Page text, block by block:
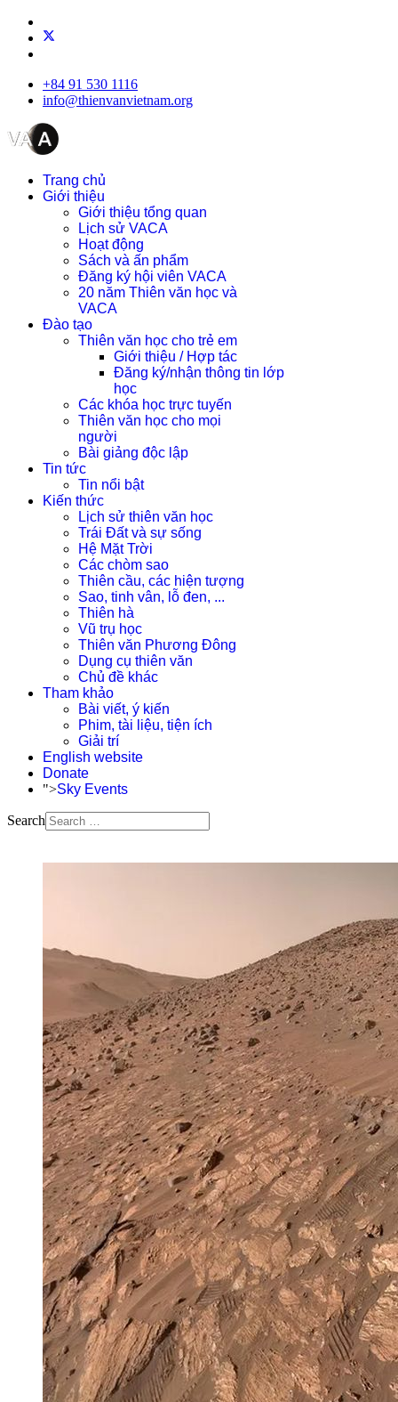
+84 91 530 1116
info@thienvanvietnam.org
Trang chủ
Giới thiệu
Giới thiệu tổng quan
Lịch sử VACA
Hoạt động
Sách và ấn phẩm
Đăng ký hội viên VACA
20 năm Thiên văn học và
VACA
Đào tạo
Thiên văn học cho trẻ em
Giới thiệu / Hợp tác
Đăng ký/nhận thông tin lớp
học
Các khóa học trực tuyến
Thiên văn học cho mọi
người
Bài giảng độc lập
Tin tức
Tin nổi bật
Kiến thức
Lịch sử thiên văn học
Trái Đất và sự sống
Hệ Mặt Trời
Các chòm sao
Thiên cầu, các hiện tượng
Sao, tinh vân, lỗ đen, ...
Thiên hà
Vũ trụ học
Thiên văn Phương Đông
Dụng cụ thiên văn
Chủ đề khác
Tham khảo
Bài viết, ý kiến
Phim, tài liệu, tiện ích
Giải trí
English website
Donate
">Sky Events
Search